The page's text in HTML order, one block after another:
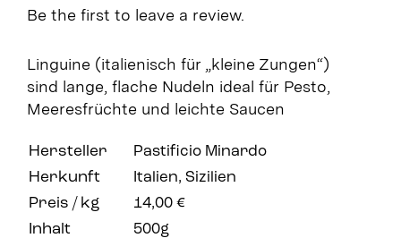
Be the first to leave a review.
Linguine (italienisch für „kleine Zungen“)
sind lange, flache Nudeln ideal für Pesto,
Meeresfrüchte und leichte Saucen
Hersteller
Pastificio Minardo
Herkunft
Italien, Sizilien
Preis / kg
14,00 €
Inhalt
500g